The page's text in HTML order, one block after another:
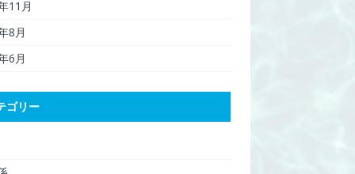
11月
8月
6月
ゴリー